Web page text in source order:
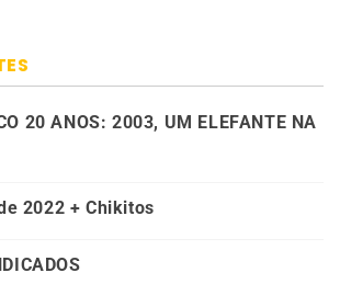
20 ANOS: 2003, UM ELEFANTE NA
2022 + Chikitos